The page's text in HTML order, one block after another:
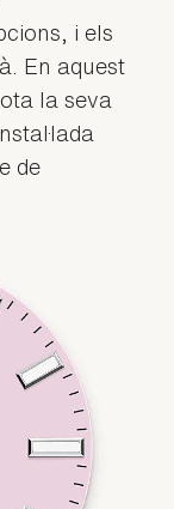
i els
En aquest
la seva
de